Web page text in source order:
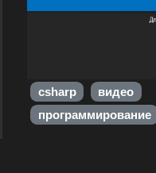
csharp
видео
программирование